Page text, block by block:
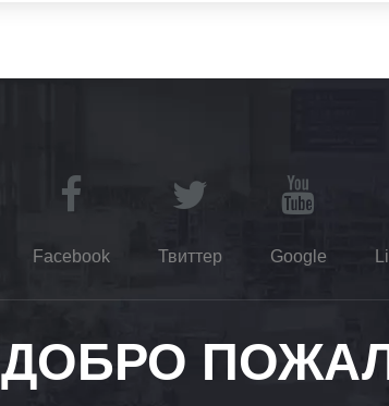
Facebook Твиттер Google
ДОБРО